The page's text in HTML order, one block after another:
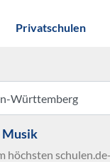
Privatschulen
Musik
höchsten